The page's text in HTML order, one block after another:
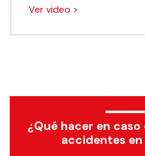
Ver video >
¿Qué hacer en
accidentes